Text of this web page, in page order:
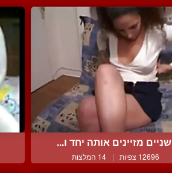
שניים מזיינים אותה יחד ו...
12696 צפיות | 14 המלצות